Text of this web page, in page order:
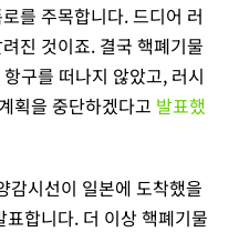
를 주목합니다. 드디어 러
진 것이죠. 결국 핵폐기물
구를 떠나지 않았고, 러시
획을 중단하겠다고 발표했
감시선이 일본에 도착했을
합니다. 더 이상 핵폐기물